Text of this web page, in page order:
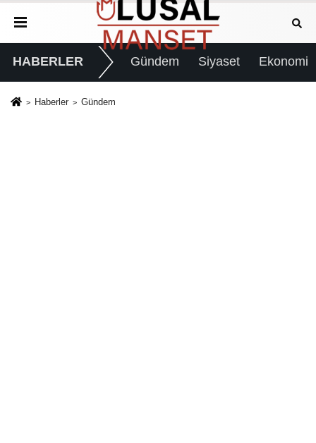
HABERLER Gündem Siyaset Ekonomi
Haberler Gündem